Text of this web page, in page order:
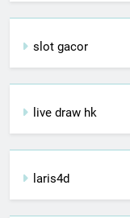
slot gacor
live draw hk
laris4d